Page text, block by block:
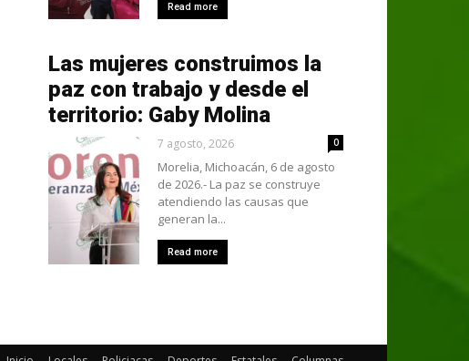
Read more
Las mujeres construimos la
paz con trabajo y desde el
territorio: Gaby Molina
7 agosto, 2026 0
Morelia, Michoacán, 6 de agosto
de 2026.- La paz se construye
atendiendo las causas que
generan la...
Read more